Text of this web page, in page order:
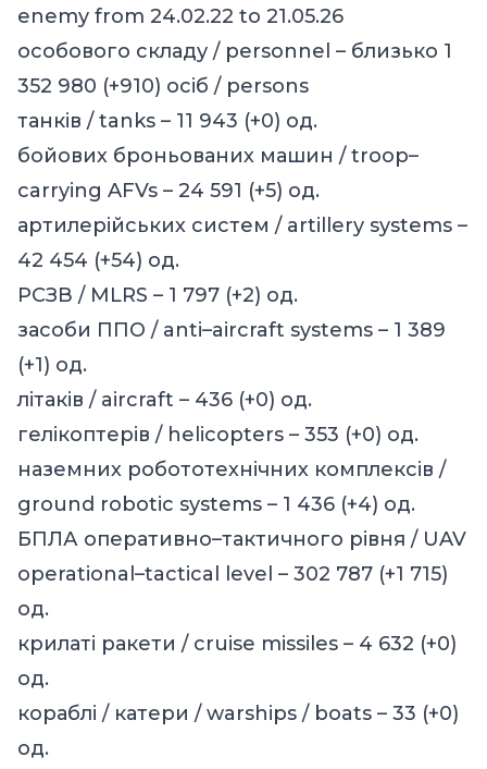
enemy from 24.02.22 to 21.05.26
особового складу / personnel – близько 1
352 980 (+910) осіб / persons
танків / tanks – 11 943 (+0) од.
бойових броньованих машин / troop–
carrying AFVs – 24 591 (+5) од.
артилерійських систем / artillery systems –
42 454 (+54) од.
РСЗВ / MLRS – 1 797 (+2) од.
засоби ППО / anti–aircraft systems – 1 389
(+1) од.
літаків / aircraft – 436 (+0) од.
гелікоптерів / helicopters – 353 (+0) од.
наземних робототехнічних комплексів /
ground robotic systems – 1 436 (+4) од.
БПЛА оперативно–тактичного рівня / UAV
operational–tactical level – 302 787 (+1 715)
од.
крилаті ракети / cruise missiles – 4 632 (+0)
од.
кораблі / катери / warships / boats – 33 (+0)
од.